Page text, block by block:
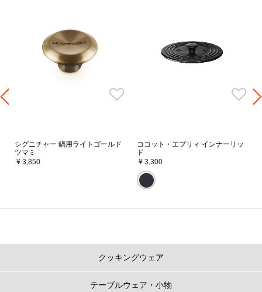
す。丸みを帯びた底、深さのある本体、そしてドーム型のフタのトリプル効
果により、最も効率的に対流が起きる設計になっています。この対流効果に
よって、素材ひとつひとつに熱が均ーにいきわたり、料理を一層美味しく仕
上げてくれます。
コンパクト設計
径が小さいので、調理中に隣のお鍋とぶつかるなんてこともありません。オ
ーブンのサイズを気にすることなくオーブン料理だって楽しめます。
収納を選ばず、あえてキッチンに出しておきたくなるような多彩なカラーリ
シグニチャー 鍋用ライトゴールド
ツマミ
¥ 3,850
ココット・エブリィ インナーリッ
ド
¥ 3,300
クッキングウェア
テーブルウェア・小物